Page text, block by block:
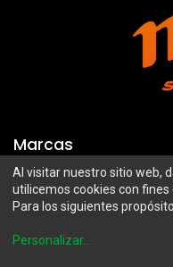
Marcas
Troy Lee Designs
100%
Airoh
Al visitar nuestro sitio web,
utilicemos cookies con fines
Para los siguientes
Personalizar...